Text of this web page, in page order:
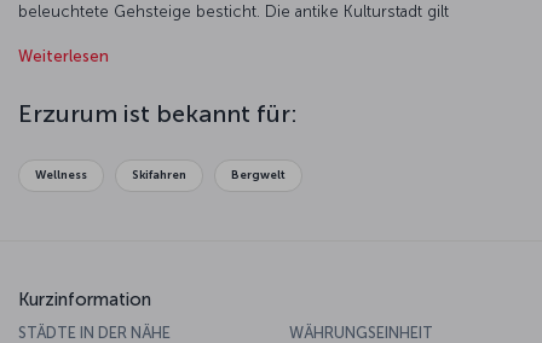
beleuchtete Gehsteige besticht. Die antike Kulturstadt gilt
Weiterlesen
Erzurum ist bekannt für:
Wellness Skifahren Bergwelt
Kurzinformation
STÄDTE IN DER NÄHE
WÄHRUNGSEINHEIT